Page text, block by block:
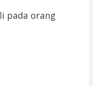
pada orang